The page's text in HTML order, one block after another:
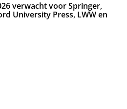
verwacht voor Springer,
University Press, LWW en